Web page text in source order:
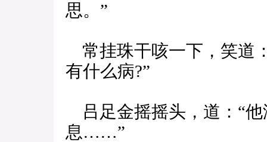
思。”
常挂珠干咳一下，笑道
有什么病?”
吕足金摇摇头，道：“
息……”